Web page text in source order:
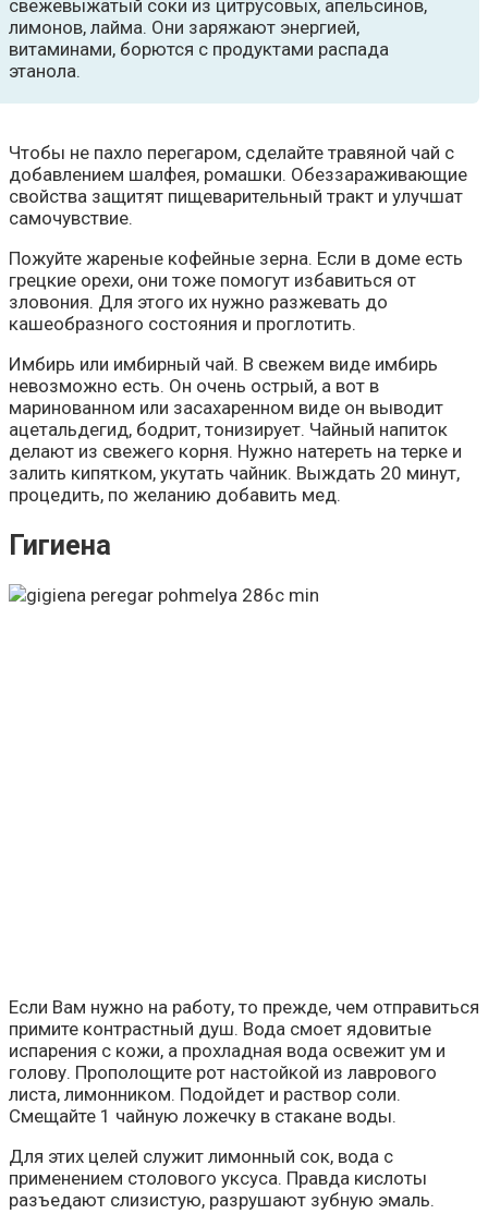
свежевыжатый соки из цитрусовых, апельсинов,
лимонов, лайма. Они заряжают энергией,
витаминами, борются с продуктами распада
этанола.
Чтобы не пахло перегаром, сделайте травяной чай с
добавлением шалфея, ромашки. Обеззараживающие
свойства защитят пищеварительный тракт и улучшат
самочувствие.
Пожуйте жареные кофейные зерна. Если в доме есть
грецкие орехи, они тоже помогут избавиться от
зловония. Для этого их нужно разжевать до
кашеобразного состояния и проглотить.
Имбирь или имбирный чай. В свежем виде имбирь
невозможно есть. Он очень острый, а вот в
маринованном или засахаренном виде он выводит
ацетальдегид, бодрит, тонизирует. Чайный напиток
делают из свежего корня. Нужно натереть на терке и
залить кипятком, укутать чайник. Выждать 20 минут,
процедить, по желанию добавить мед.
Гигиена
Если Вам нужно на работу, то прежде, чем отправиться
примите контрастный душ. Вода смоет ядовитые
испарения с кожи, а прохладная вода освежит ум и
голову. Прополощите рот настойкой из лаврового
листа, лимонником. Подойдет и раствор соли.
Смещайте 1 чайную ложечку в стакане воды.
Для этих целей служит лимонный сок, вода с
применением столового уксуса. Правда кислоты
разъедают слизистую, разрушают зубную эмаль.